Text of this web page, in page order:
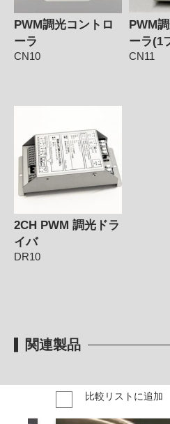
PWM調光コントロ
ーラ
CN10
PWM
ーラ(1
CN11
2CH PWM 調光ドラ
イバ
DR10
関連製品
比較リストに追加